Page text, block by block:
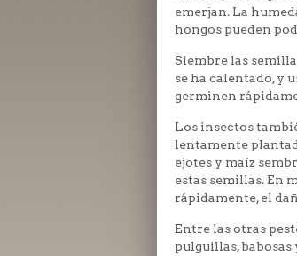
emerjan. La
hongos pueden
Siembre las
se ha calentado, y
germinen
Los insectos
lentamente
ejotes y maíz
estas semillas. En
rápidamente, el
Entre las otras
pulguillas,